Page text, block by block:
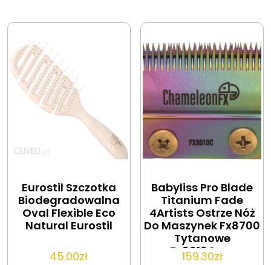
Eurostil Szczotka
Biodegradowalna
Oval Flexible Eco
Natural Eurostil
45.00zł
Babyliss Pro Blade
Titanium Fade
4Artists Ostrze Nóż
Do Maszynek Fx8700
Tytanowe
Fx8010Cme
159.30zł